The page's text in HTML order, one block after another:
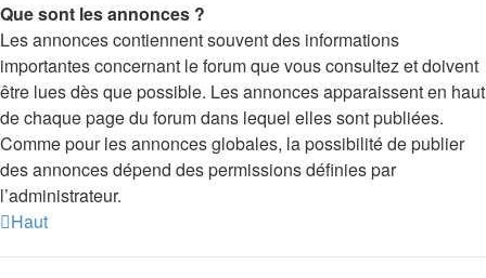
Que sont les annonces ?
Les annonces contiennent souvent des informations
importantes concernant le forum que vous consultez et doivent
être lues dès que possible. Les annonces apparaissent en haut
de chaque page du forum dans lequel elles sont publiées.
Comme pour les annonces globales, la possibilité de publier
des annonces dépend des permissions définies par
l’administrateur.
Haut